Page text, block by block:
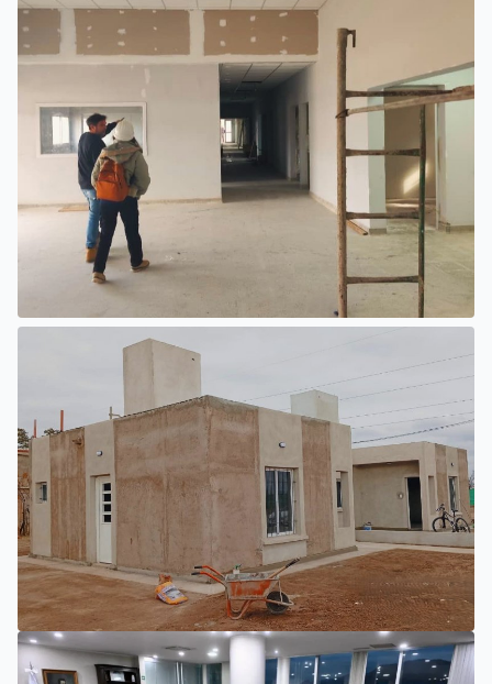
SAN LUIS
EL INTENDENTE HISSA FIRMÓ EL LLAMADO A LICITACIÓN
PARA CONSTRUIR EL PASEO FERROVIARIO PARA
EMPRENDEDORES Y VENDEDORES
EL NUEVO HOSPITAL DE UNIÓN
PROGRESA CON TRABAJOS
INTERIORES Y EXTERIORES
SAN LUIS